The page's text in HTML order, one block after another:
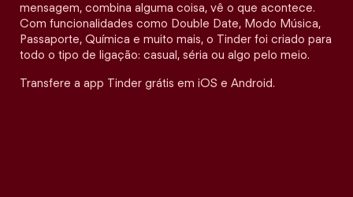
mensagem, combina alguma coisa, vê o que acontece.
Com funcionalidades como Double Date, Modo Música,
Passaporte, Química e muito mais, o Tinder foi criado para
todo o tipo de ligação: casual, séria ou algo pelo meio.
Transfere a app Tinder grátis em iOS e Android.